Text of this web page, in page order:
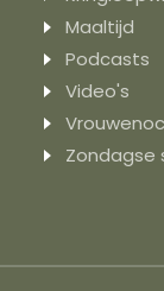
Maaltijd
Podcasts
Video's
Zondagse